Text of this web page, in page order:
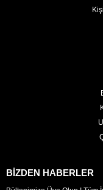
BİZDEN HABERLER